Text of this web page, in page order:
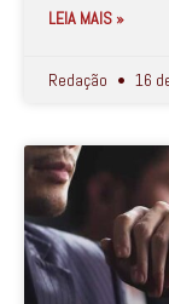
LEIA MAIS »
Redação 16